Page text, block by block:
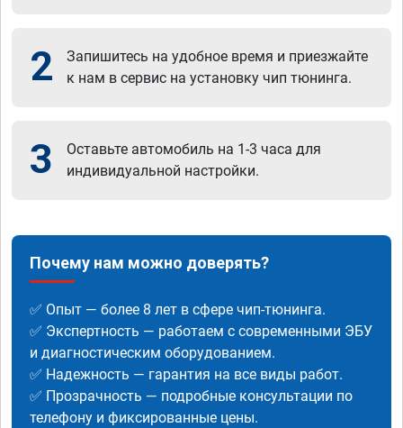
2
Запишитесь на удобное время и приезжайте
к нам в сервис на установку чип тюнинга.
3
Оставьте автомобиль на 1-3 часа для
индивидуальной настройки.
Почему нам можно доверять?
✅ Опыт — более 8 лет в сфере чип-тюнинга.
✅ Экспертность — работаем с современными ЭБУ
и диагностическим оборудованием.
✅ Надежность — гарантия на все виды работ.
✅ Прозрачность — подробные консультации по
телефону и фиксированные цены.